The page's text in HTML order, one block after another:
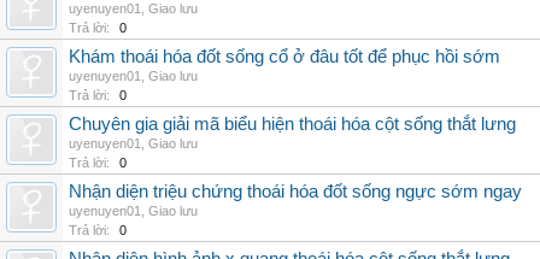
uyenuyen01
Giao lưu
Trả lời:
0
Khám thoái hóa đốt sống cổ ở đâu tốt để phục hồi sớm
uyenuyen01
Giao lưu
Trả lời:
0
Chuyên gia giải mã biểu hiện thoái hóa cột sống thắt lưng
uyenuyen01
Giao lưu
Trả lời:
0
Nhận diện triệu chứng thoái hóa đốt sống ngực sớm ngay
uyenuyen01
Giao lưu
Trả lời:
0